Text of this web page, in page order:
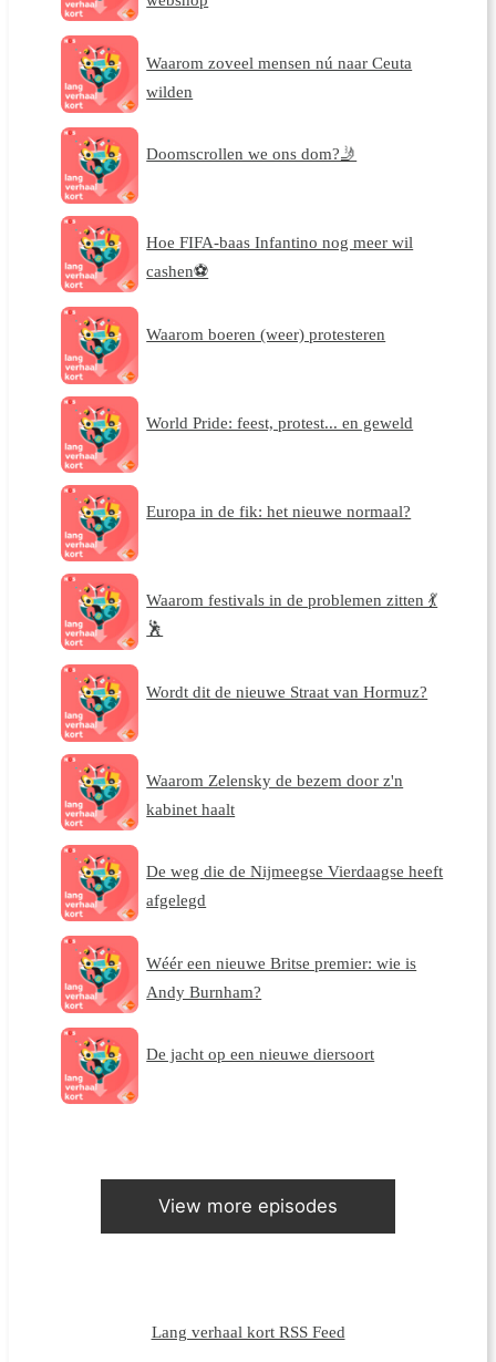
Waarom zoveel mensen nú naar Ceuta
wilden
Doomscrollen we ons dom?🤳
Hoe FIFA-baas Infantino nog meer wil
cashen⚽
Waarom boeren (weer) protesteren
World Pride: feest, protest... en geweld
Europa in de fik: het nieuwe normaal?
Waarom festivals in de problemen zitten 💃
🕺
Wordt dit de nieuwe Straat van Hormuz?
Waarom Zelensky de bezem door z'n
kabinet haalt
De weg die de Nijmeegse Vierdaagse heeft
afgelegd
Wéér een nieuwe Britse premier: wie is
Andy Burnham?
De jacht op een nieuwe diersoort
View more episodes
Lang verhaal kort RSS Feed